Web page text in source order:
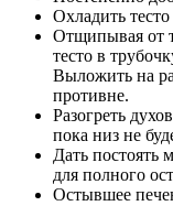
Охладить тесто
Отщипывая от
тесто в
Выложить на
противне.
Разогреть
пока низ не
Дать постоять
для полного
Остывшее